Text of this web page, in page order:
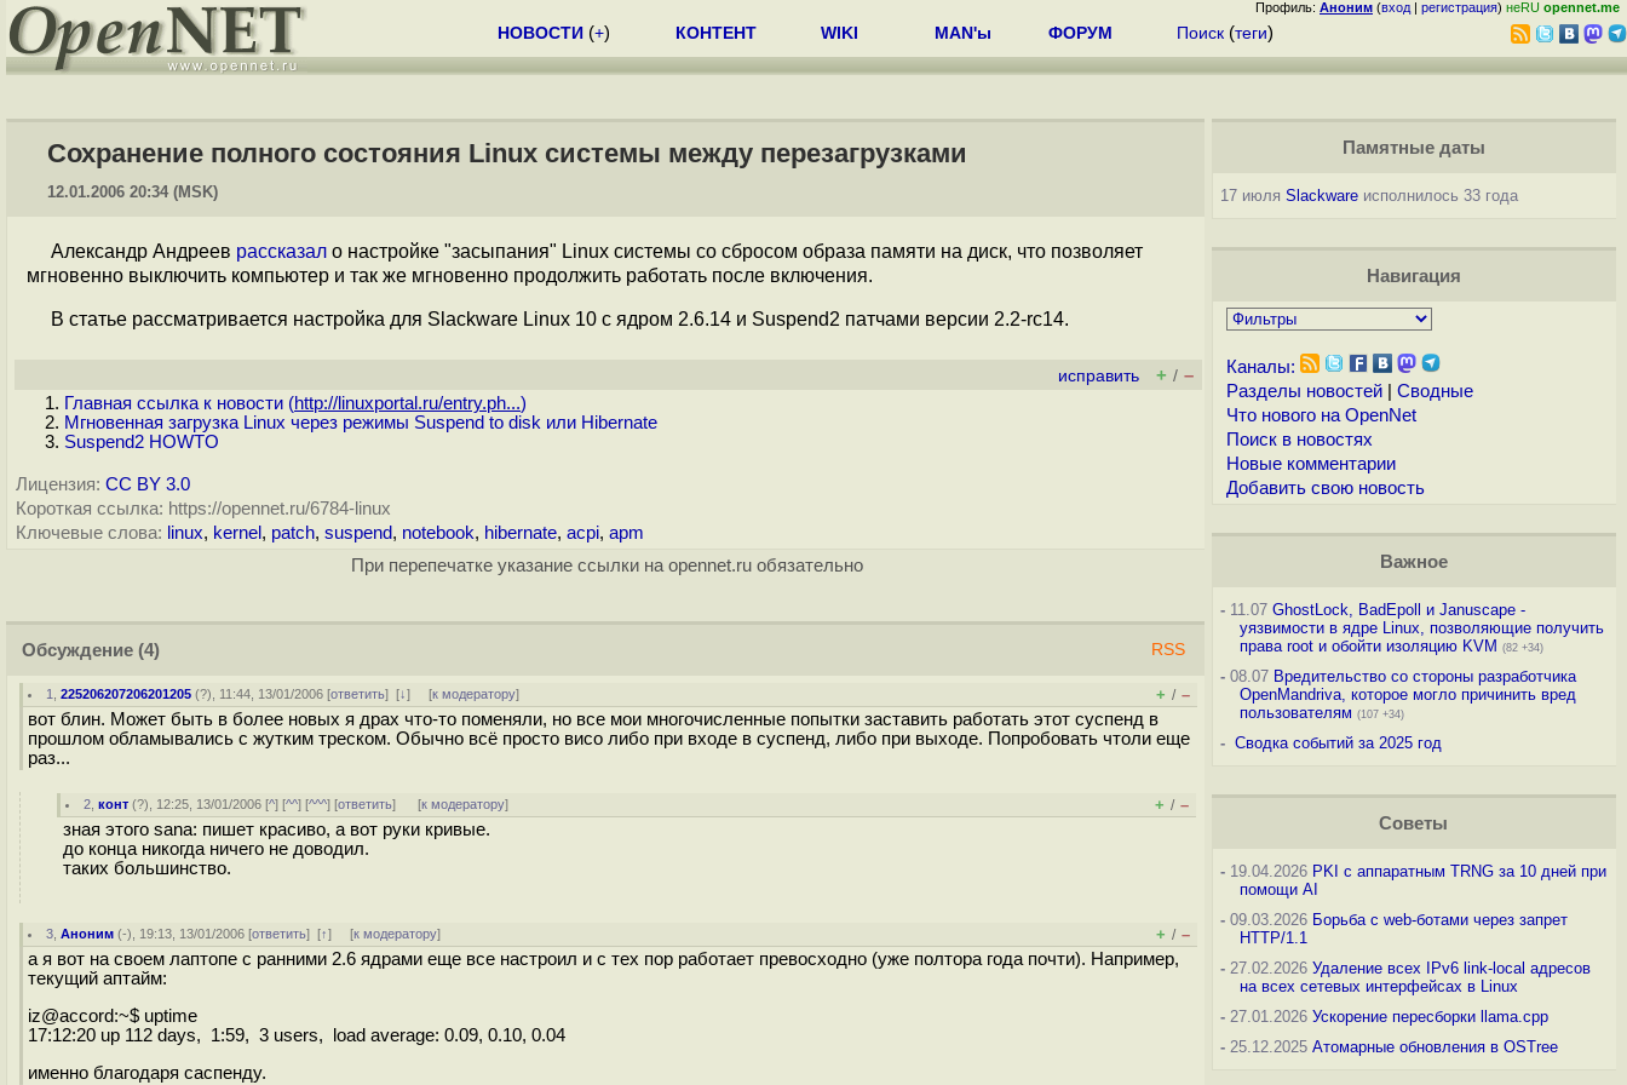
Профиль: Аноним (вход | регистрация) неRU opennet.me
НОВОСТИ (+) КОНТЕНТ WIKI MAN'ы ФОРУМ Поиск (теги)
Сохранение полного состояния Linux системы между перезагрузками
12.01.2006 20:34 (MSK)
Александр Андреев рассказал о настройке "засыпания" Linux системы со сбросом образа памяти на диск, что позволяет
мгновенно выключить компьютер и так же мгновенно продолжить работать после включения.
В статье рассматривается настройка для Slackware Linux 10 с ядром 2.6.14 и Suspend2 патчами версии 2.2-rc14.
исправить + / –
Главная ссылка к новости (http://linuxportal.ru/entry.ph...)
Мгновенная загрузка Linux через режимы Suspend to disk или Hibernate
Suspend2 HOWTO
Лицензия: CC BY 3.0
Короткая ссылка: https://opennet.ru/6784-linux
Ключевые слова: linux, kernel , patch, suspend, notebook, hibernate, acpi, apm
При перепечатке указание ссылки на opennet.ru обязательно
Обсуждение (4) RSS
1 ,225206207206201205 (?), 11:44, 13/01/2006 [ответить][↓] [к модератору] + / –
вот блин. Может быть в более новых я драх что-то поменяли, но все мои многочисленные попытки заставить работать этот суспенд в
прошлом обламывались с жутким треском. Обычно всё просто висо либо при входе в суспенд, либо при выходе. Попробовать чтоли еще
раз...
2 ,конт (?), 12:25, 13/01/2006 [^] [^^] [^^^] [ответить] [к модератору] + / –
зная этого sana: пишет красиво, а вот руки кривые.
до конца никогда ничего не доводил.
таких большинство.
3 ,Аноним (-), 19:13, 13/01/2006 [ответить][↑] [к модератору] + / –
а я вот на своем лаптопе с ранними 2.6 ядрами еще все настроил и с тех пор работает превосходно (уже полтора года почти). Например,
текущий аптайм:
iz@accord:~$ uptime
17:12:20 up 112 days, 1:59, 3 users, load average: 0.09, 0.10, 0.04
именно благодаря саспенду.
Памятные даты
17 июля Slackwareисполнилось 33 года
Навигация
Каналы:
Разделы новостей| Сводные
Что нового на OpenNet
Поиск в новостях
Новые комментарии
Добавить свою новость
Важное
-11.07 GhostLock, BadEpoll и Januscape -
уязвимости в ядре Linux, позволяющие получить
права root и обойти изоляцию KVM (82 +34)
-08.07 Вредительство со стороны разработчика
OpenMandriva, которое могло причинить вред
пользователям (107 +34)
- Сводка событий за 2025 год
Советы
-19.04.2026 PKI с аппаратным TRNG за 10 дней при
помощи AI
-09.03.2026 Борьба с web-ботами через запрет
HTTP/1.1
-27.02.2026 Удаление всех IPv6 link-local адресов
на всех сетевых интерфейсах в Linux
-27.01.2026 Ускорение пересборки llama.cpp
-25.12.2025 Атомарные обновления в OSTree